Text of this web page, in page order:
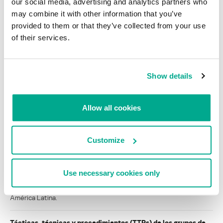
may combine it with other information that you’ve
provided to them or that they’ve collected from your use
of their services.
Show details
Allow all cookies
Customize
Use necessary cookies only
maliciosos detectados en noviembre
Kaspersky Lab presenta el Top 20 de programas
INFORMES
BlindEagle vuela alto en LATAM
del APT BlindEagle. Grupo que apunta a organizaciones e
individuos en Colombia, Ecuador, Chile, Panamá y otros países de
América Latina.